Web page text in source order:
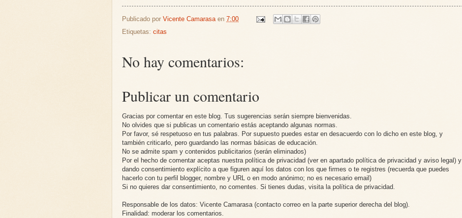
Publicado por Vicente Camarasa en 7:00
Etiquetas: citas
No hay comentarios:
Publicar un comentario
Gracias por comentar en este blog. Tus sugerencias serán siempre bienvenidas.
No olvides que si publicas un comentario estás aceptando algunas normas.
Por favor, sé respetuoso en tus palabras. Por supuesto puedes estar en desacuerdo con lo dicho en este blog, y
también criticarlo, pero guardando las normas básicas de educación.
No se admite spam y contenidos publicitarios (serán eliminados)
Por el hecho de comentar aceptas nuestra política de privacidad (ver en apartado política de privacidad y aviso legal) y
dando consentimiento explícito a que figuren aquí los datos con los que firmes o te registres (recuerda que puedes
hacerlo con tu perfil blogger, nombre y URL o en modo anónimo; no es necesario email)
Si no quieres dar consentimiento, no comentes. Si tienes dudas, visita la política de privacidad.
Responsable de los datos: Vicente Camarasa (contacto correo en la parte superior derecha del blog).
Finalidad: moderar los comentarios.